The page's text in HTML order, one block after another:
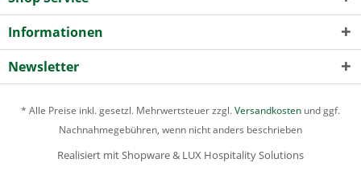
Informationen
Newsletter
* Alle Preise inkl. gesetzl. Mehrwertsteuer zzgl.Versandkosten und ggf.
Nachnahmegebühren, wenn nicht anders beschrieben
Realisiert mit Shopware & LUX Hospitality Solutions